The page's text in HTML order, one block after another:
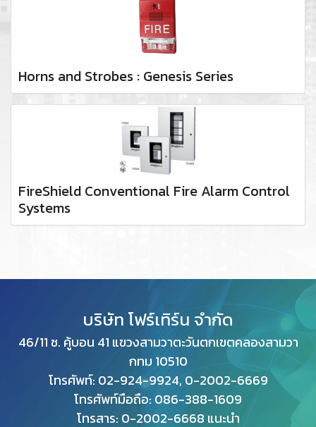
Horns and Strobes : Genesis Series
FireShield Conventional Fire Alarm Control
Systems
บริษัท โฟร์เทิร์น จำกัด
46/11 ซ. คู้บอน 41 แขวงสามวาตะวันตกเขตคลองสามวา
กทม 10510
โทรศัพท์: 02-924-9924, 0-2002-6669
โทรศัพท์มือถือ: 086-388-1609
โทรสาร: 0-2002-6668 แนะนำ